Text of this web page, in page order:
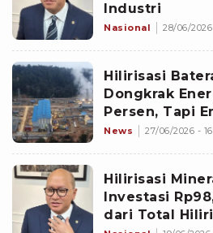
Industri
Nasional 28/06/2026
Hilirisasi
Dongkrak
Persen, Tapi
Juta Ton CO2e
News 27/06/2026 -
Hilirisasi
Investasi
dari Total